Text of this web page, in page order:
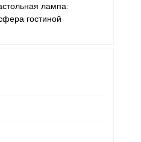
лампа:
гостиной